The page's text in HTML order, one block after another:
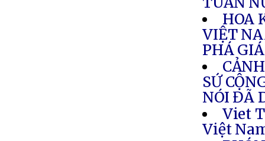
HOA
VIỆT
PHÁ
SỨ
NÓI ĐÃ
Viet
Việt